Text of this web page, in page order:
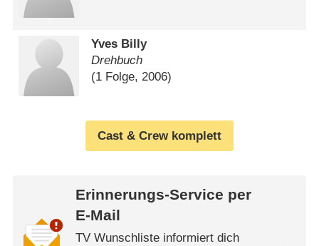
Yves Billy
Drehbuch
(1 Folge, 2006)
Cast & Crew komplett
Erinnerungs-Service per
E-Mail
TV Wunschliste informiert dich